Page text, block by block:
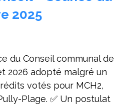
2025
du Conseil communal de
2026 adopté malgré un
votés pour MCH2,
Plage. ✅ Un postulat